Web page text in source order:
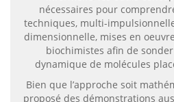
nécessaires pour
techniques, multi-
dimensionnelle, mises en
biochimistes afin de
dynamique de molécules
Bien que l’approche soit
proposé des démonstrations